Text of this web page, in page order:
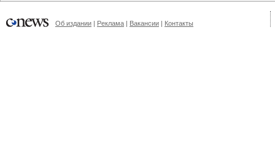
Об издании | Реклама | Вакансии | Контакты